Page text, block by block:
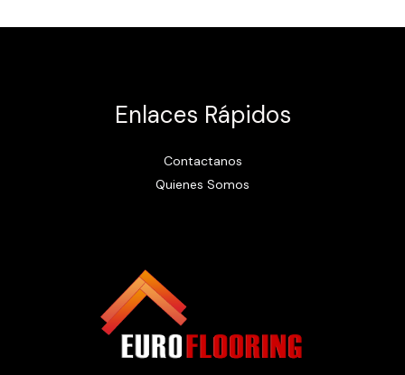
Enlaces Rápidos
Contactanos
Quienes Somos